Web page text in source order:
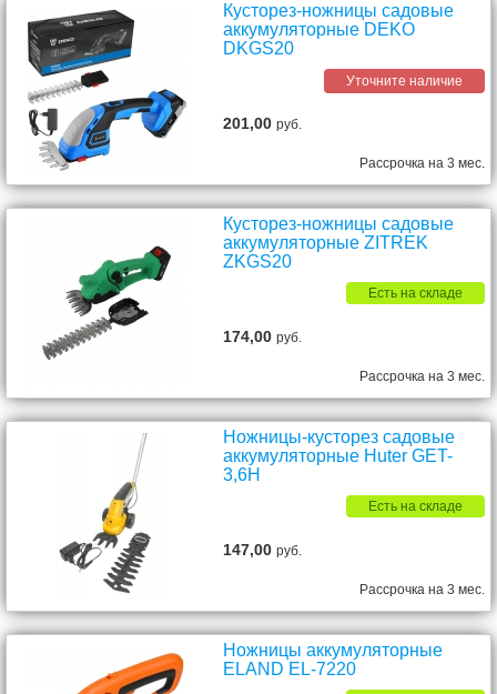
Кусторез-ножницы садовые
аккумуляторные DEKO
DKGS20
Уточните наличие
201,00руб.
Рассрочка на 3 мес.
Кусторез-ножницы садовые
аккумуляторные ZITREK
ZKGS20
Есть на складе
174,00руб.
Рассрочка на 3 мес.
Ножницы-кусторез садовые
аккумуляторные Huter GET-
3,6H
Есть на складе
147,00руб.
Рассрочка на 3 мес.
Ножницы аккумуляторные
ELAND EL-7220